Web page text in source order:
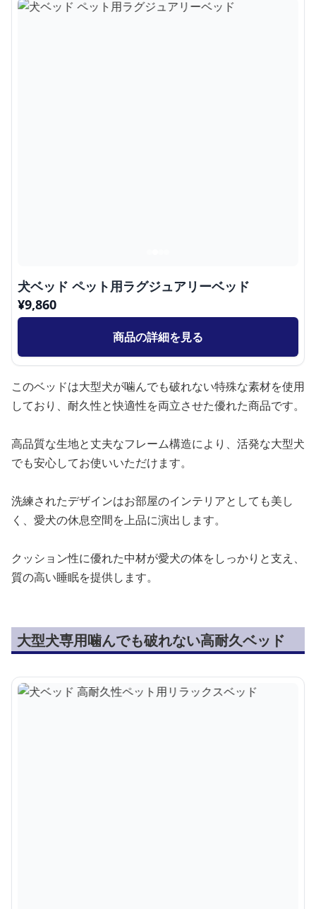
犬ベッド ペット用ラグジュアリーベッド
¥9,860
商品の詳細を見る
このベッドは大型犬が噛んでも破れない特殊な素材を使用
しており、耐久性と快適性を両立させた優れた商品です。
高品質な生地と丈夫なフレーム構造により、活発な大型犬
でも安心してお使いいただけます。
洗練されたデザインはお部屋のインテリアとしても美し
く、愛犬の休息空間を上品に演出します。
クッション性に優れた中材が愛犬の体をしっかりと支え、
質の高い睡眠を提供します。
大型犬専用噛んでも破れない高耐久ベッド